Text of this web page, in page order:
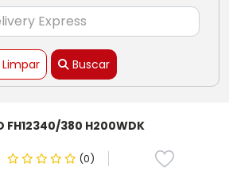
Limpar Buscar
FH12340/380 H200WDK
(0)